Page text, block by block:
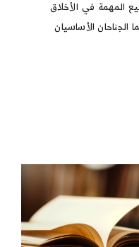
المهمة في الأخلاق
الجناحان الأساسيان